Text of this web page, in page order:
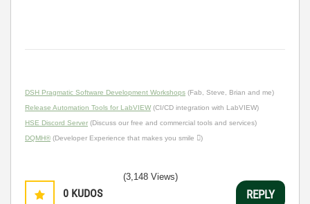
DSH Pragmatic Software Development Workshops (Fab, Steve, Brian and me)
Release Automation Tools for LabVIEW(CI/CD integration with LabVIEW)
HSE Discord Server (Discuss our free and commercial tools and services)
DQMH® (Developer Experience that makes you smile )
0 KUDOS
(3,148 Views)
REPLY